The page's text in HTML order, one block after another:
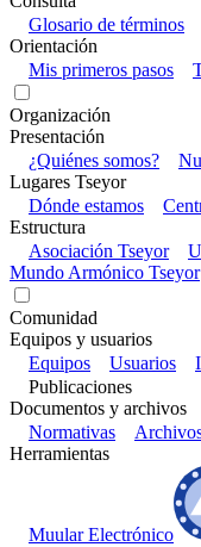
Glosario de términos
Orientación
Mis primeros pasos
Organización
Presentación
¿Quiénes somos?
Lugares Tseyor
Dónde estamos
Estructura
Asociación Tseyor
Mundo Armónico Tseyor
Comunidad
Equipos y usuarios
Equipos
Usuarios
Publicaciones
Documentos y archivos
Normativas
Herramientas
Muular Electrónico